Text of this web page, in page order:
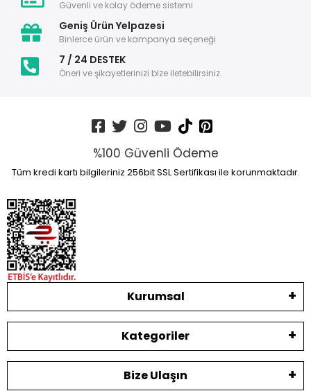
Güvenli ve kolay ödeme sistemi
Geniş Ürün Yelpazesi
Binlerce ürün ve kampanya seçeneği
7 / 24 DESTEK
Öneri ve şikayetlerinizi bize iletebilirsiniz.
%100 Güvenli Ödeme
Tüm kredi kartı bilgileriniz 256bit SSL Sertifikası ile korunmaktadır.
Kurumsal
Kategoriler
Bize Ulaşın